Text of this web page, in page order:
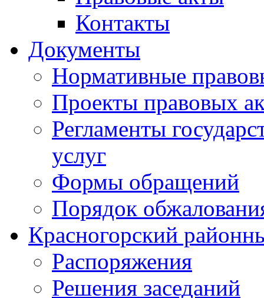
Контакты
Документы
Нормативные
Проекты правовых
Регламенты
услуг
Формы обращений
Порядок
Красногорский
Распоряжения
Решения заседаний